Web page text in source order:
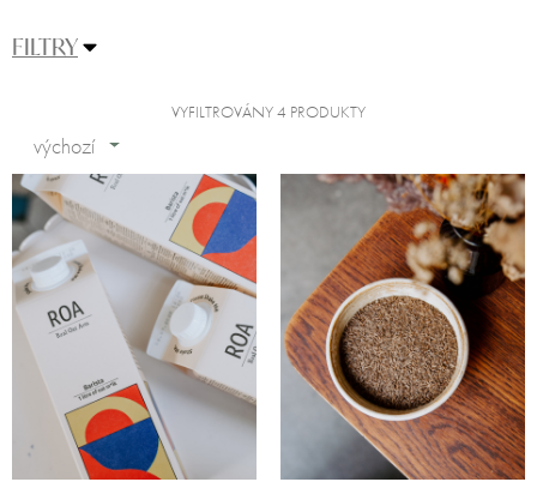
FILTRY
VYFILTROVÁNY 4 PRODUKTY
výchozí